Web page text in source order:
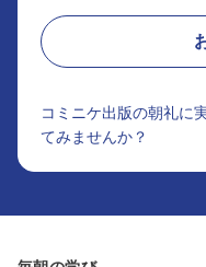
コミニケ出版の朝礼に
てみませんか？